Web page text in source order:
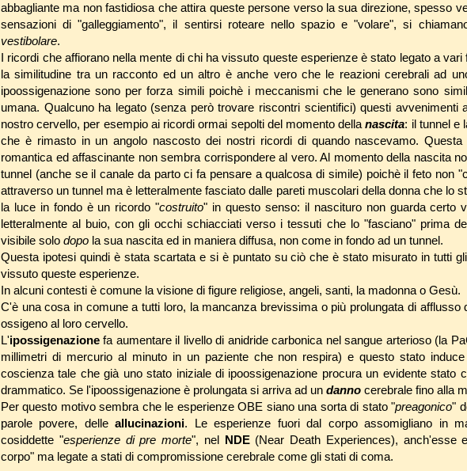
abbagliante ma non fastidiosa che attira queste persone verso la sua direzione, spesso
sensazioni di "galleggiamento", il sentirsi roteare nello spazio e "volare", si
vestibolare.
I ricordi che affiorano nella mente di chi ha vissuto queste esperienze è stato legato a vari
la similitudine tra un racconto ed un altro è anche vero che le reazioni cerebrali ad
ipoossigenazione sono per forza simili poichè i meccanismi che le generano sono
umana. Qualcuno ha legato (senza però trovare riscontri scientifici) questi avvenimenti
nostro cervello, per esempio ai ricordi ormai sepolti del momento dellanascita: il tunnel e
che è rimasto in un angolo nascosto dei nostri ricordi di quando nascevamo. Questa
romantica ed affascinante non sembra corrispondere al vero. Al momento della nascita
tunnel (anche se il canale da parto ci fa pensare a qualcosa di simile) poichè il feto non
attraverso un tunnel ma è letteralmente fasciato dalle pareti muscolari della donna che lo
la luce in fondo è un ricordo "costruito" in questo senso: il nascituro non guarda certo
letteralmente al buio, con gli occhi schiacciati verso i tessuti che lo "fasciano" prima
visibile solo dopo la sua nascita ed in maniera diffusa, non come in fondo ad un tunnel.
Questa ipotesi quindi è stata scartata e si è puntato su ciò che è stato misurato in tutti
vissuto queste esperienze.
In alcuni contesti è comune la visione di figure religiose, angeli, santi, la madonna o Gesù.
C'è una cosa in comune a tutti loro, la mancanza brevissima o più prolungata di afflusso
ossigeno al loro cervello.
L'ipossigenazione fa aumentare il livello di anidride carbonica nel sangue arterioso (la
millimetri di mercurio al minuto in un paziente che non respira) e questo stato induce
coscienza tale che già uno stato iniziale di ipoossigenazione procura un evidente stato
drammatico. Se l'ipoossigenazione è prolungata si arriva ad un danno cerebrale fino alla
Per questo motivo sembra che le esperienze OBE siano una sorta di stato "preagonico"
parole povere, delleallucinazioni. Le esperienze fuori dal corpo assomigliano in
cosiddette "esperienze di pre morte", nel NDE (Near Death Experiences), anch'esse
corpo" ma legate a stati di compromissione cerebrale come gli stati di coma.